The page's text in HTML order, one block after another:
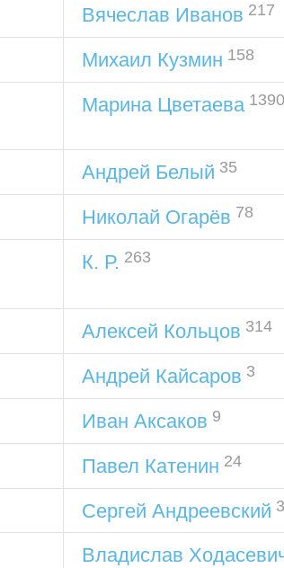
Вячеслав Иванов 217
Михаил Кузмин 158
Марина Цветаева 1390
Андрей Белый 35
Николай Огарёв 78
К. Р. 263
Алексей Кольцов 314
Андрей Кайсаров 3
Иван Аксаков 9
Павел Катенин 24
Сергей Андреевский 3
Владислав